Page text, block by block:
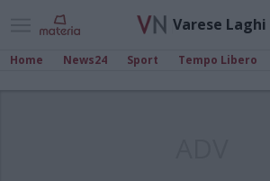
Varese Laghi
Home News24 Sport Tempo Libero